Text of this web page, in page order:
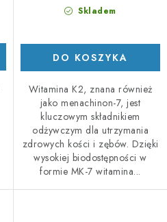
Skladem
DO KOSZYKA
Witamina K2, znana również
jako menachinon-7, jest
kluczowym składnikiem
odżywczym dla utrzymania
zdrowych kości i zębów. Dzięki
wysokiej biodostępności w
formie MK-7 witamina...